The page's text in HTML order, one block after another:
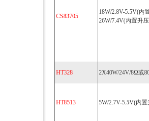
CS83705
18W/2.8V-5.5V(内
26W/7.4V(内置升
HT328 2X40W/24V/8Ω或
HT8513 5W/2.7V-5.5V(内